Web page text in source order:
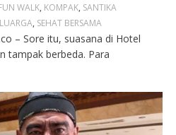
WALK, KOMPAK, SANTIKA
, SEHAT BERSAMA
– Sore itu, suasana di Hotel
tampak berbeda. Para